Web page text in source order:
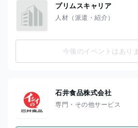
プリムスキャリア
人材（派遣・紹介）
今後のイベントはあり
石井食品株式会社
専門・その他サービス